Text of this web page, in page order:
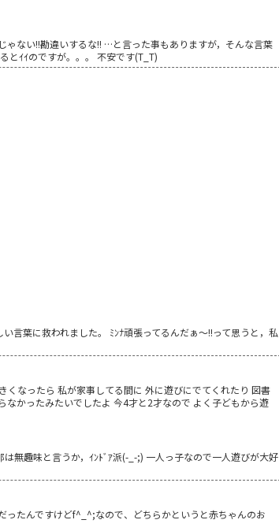
ゃない!!勘違いするな!! …と言った事もありますが，そんな言葉
とｲｲのですが。。。 不安です(T_T)
言葉に救われました。 ﾐﾝﾅ頑張ってるんだぁ～!!って思うと，私
くなったら 私が家事してる間に 外に遊びにでてくれたり 図書
かったみたいでしたよ 今4才と2才なので よく子どもから遊
無趣味と言うか，ｲﾝﾄﾞｱ派(-_-;) 一人っ子なので一人遊びが大好
ったんですけどf^_^;なので、どちらかというと赤ちゃんのお